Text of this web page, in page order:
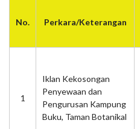
No. Perkara/Keterangan
1
Iklan Kekosongan
Penyewaan dan
Pengurusan Kampung
Buku, Taman Botanikal